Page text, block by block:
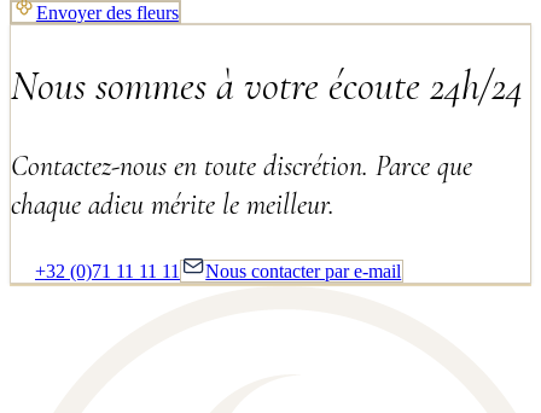
Envoyer des fleurs
Nous sommes à votre écoute 24h/24
Contactez-nous en toute discrétion. Parce que
chaque adieu mérite le meilleur.
+32 (0)71 11 11 11 Nous contacter par e-mail